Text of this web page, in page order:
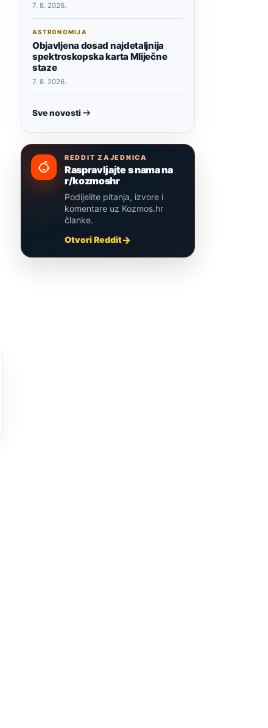
7. 8. 2026.
ASTRONOMIJA
Objavljena dosad najdetaljnija
spektroskopska karta Mliječne
staze
7. 8. 2026.
Sve novosti
REDDIT ZAJEDNICA
Raspravljajte s nama na
r/kozmoshr
Podijelite pitanja, izvore i
komentare uz Kozmos.hr
članke.
Otvori Reddit